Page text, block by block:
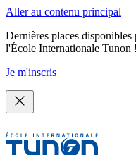
Aller au contenu principal
Dernières places disponibles
l'École Internationale Tunon !
Je m'inscris